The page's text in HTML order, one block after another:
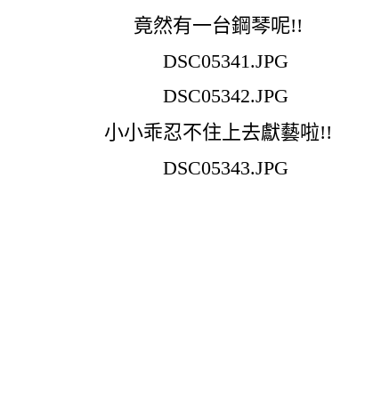
竟然有一台鋼琴呢!!
小小乖忍不住上去獻藝啦!!